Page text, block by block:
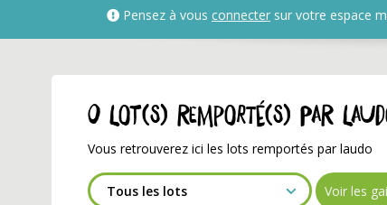
Pensez à vous connecter sur votre espace
0 lot(s) remporté(s) par
Vous retrouverez ici les lots remportés par laudo
Voir les